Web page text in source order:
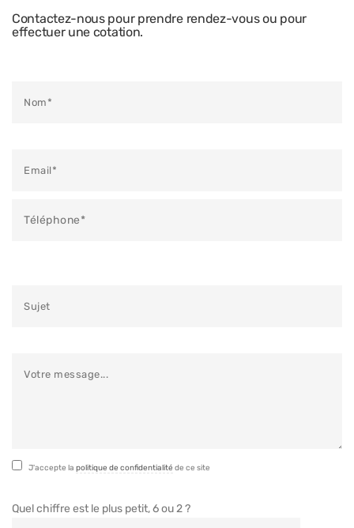
Contactez-nous pour prendre rendez-vous ou pour
effectuer une cotation.
J'accepte lapolitique de confidentialité de ce site
Quel chiffre est le plus petit, 6 ou 2 ?